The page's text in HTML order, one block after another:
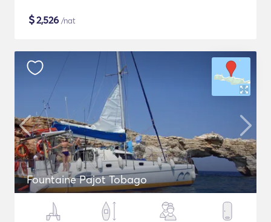
$2,526 /nat
Fountaine Pajot Tobago